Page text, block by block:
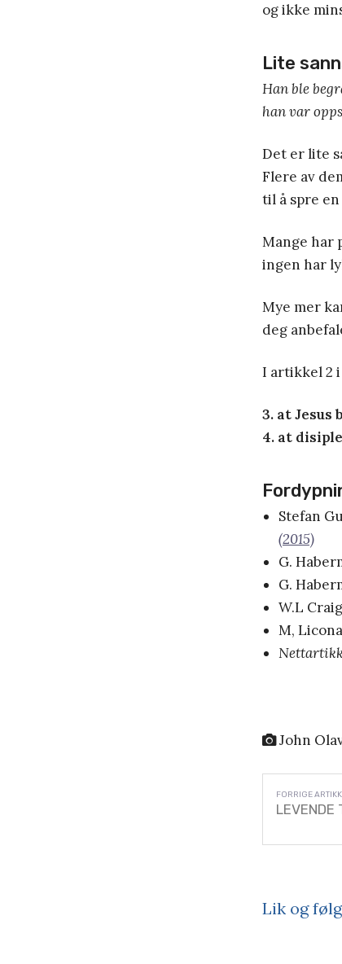
og ikke
Lite
Han ble
han var
Det er lite
Flere av
til å spre
Mange har
ingen har
Mye mer
deg
I artikkel 2
3. at Jesus
4. at
Stefan
(2015)
G.
G.
W.L
M,
John
Lik og følg